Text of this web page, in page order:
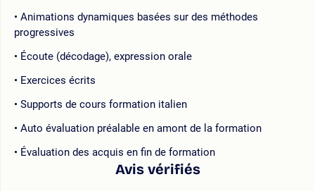
Animations dynamiques basées sur des méthodes
progressives
Écoute (décodage), expression orale
Exercices écrits
Supports de cours formation italien
Auto évaluation préalable en amont de la formation
Évaluation des acquis en fin de formation
Avis vérifiés